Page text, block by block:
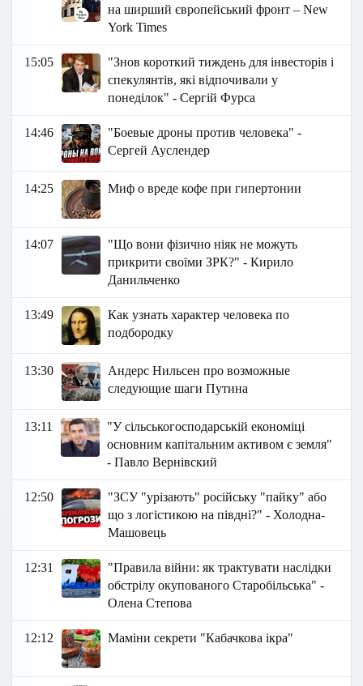
на ширший європейський фронт – New
York Times
15:05
"Знов короткий тиждень для інвесторів і
спекулянтів, які відпочивали у
понеділок" - Сергій Фурса
14:46
"Боевые дроны против человека" -
Сергей Ауслендер
14:25 Миф о вреде кофе при гипертонии
14:07
"Що вони фізично ніяк не можуть
прикрити своїми ЗРК?" - Кирило
Данильченко
13:49
Как узнать характер человека по
подбородку
13:30
Андерс Нильсен про возможные
следующие шаги Путина
13:11
"У сільськогосподарській економіці
основним капітальним активом є земля"
- Павло Вернівский
12:50
"ЗСУ "урізають" російську "пайку" або
що з логістикою на півдні?" - Холодна-
Машовець
12:31
"Правила війни: як трактувати наслідки
обстрілу окупованого Старобільська" -
Олена Степова
12:12 Маміни секрети "Кабачкова ікра"